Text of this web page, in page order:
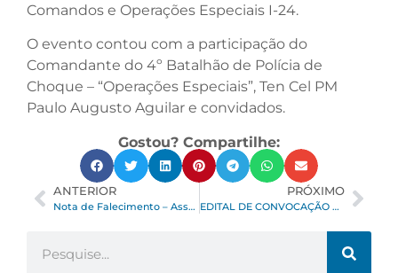
Comandos e Operações Especiais I-24.
O evento contou com a participação do
Comandante do 4º Batalhão de Polícia de
Choque – “Operações Especiais”, Ten Cel PM
Paulo Augusto Aguilar e convidados.
Gostou? Compartilhe:
ANTERIOR
Nota de Falecimento – Associado Renaldo Pizzimenti
PRÓXIMO
EDITAL DE CONVOCAÇÃO REUNIÃO ORDINÁRIA DO CONSELHO DELIBERATIVO DA AOPM, DIA 20 DE JUNHO DE 2024, ÀS 19H, NO SALÃO VITÓRIA